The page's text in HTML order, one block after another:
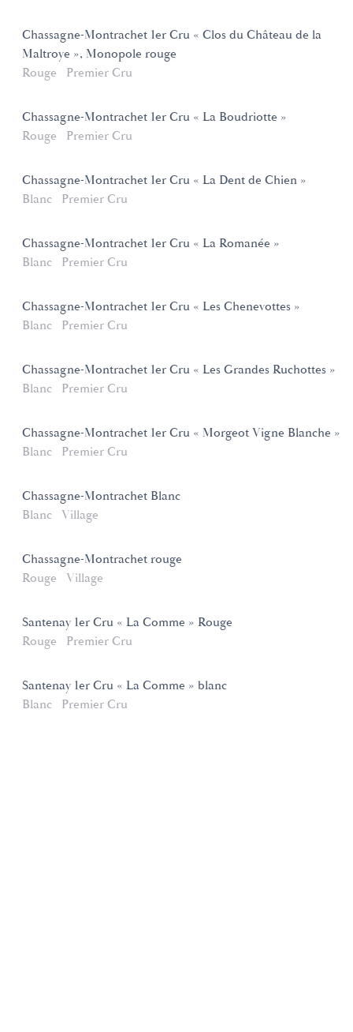
Chassagne-Montrachet 1er Cru « Clos du Château de la
Maltroye », Monopole rouge
Rouge
Premier Cru
Chassagne-Montrachet 1er Cru « La Boudriotte »
Rouge
Premier Cru
Chassagne-Montrachet 1er Cru « La Dent de Chien »
Blanc
Premier Cru
Chassagne-Montrachet 1er Cru « La Romanée »
Blanc
Premier Cru
Chassagne-Montrachet 1er Cru « Les Chenevottes »
Blanc
Premier Cru
Chassagne-Montrachet 1er Cru « Les Grandes Ruchottes »
Blanc
Premier Cru
Chassagne-Montrachet 1er Cru « Morgeot Vigne Blanche »
Blanc
Premier Cru
Chassagne-Montrachet Blanc
Blanc
Village
Chassagne-Montrachet rouge
Rouge
Village
Santenay 1er Cru « La Comme » Rouge
Rouge
Premier Cru
Santenay 1er Cru « La Comme » blanc
Blanc
Premier Cru